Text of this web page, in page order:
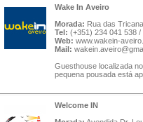
Wake In Aveiro
Morada: Rua das
Tel: (+351) 234 041 538
Web: www.wakein-
Mail:
Guesthouse localizada
pequena pousada está
Welcome IN